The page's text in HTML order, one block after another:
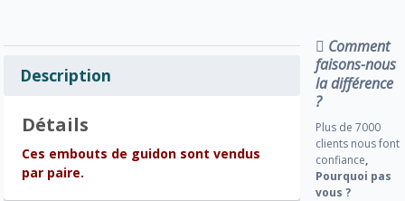
Description
Détails
Ces embouts de guidon sont vendus
par paire.
Comment
faisons-nous
la différence
?
Plus de 7000
clients nous font
confiance,
Pourquoi pas
vous ?